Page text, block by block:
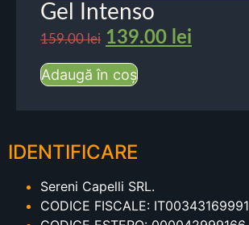
Gel Intenso
159.00lei 139.00 lei
Adaugă în coș
IDENTIFICARE
Sereni Capelli SRL.
CODICE FISCALE: IT00343169991